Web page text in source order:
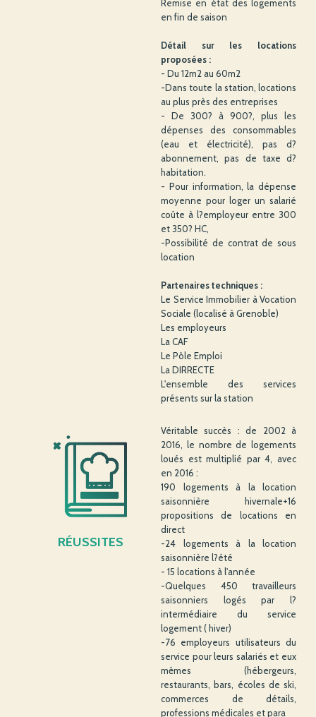
Remise en état des logements
en fin de saison
Détail sur les locations
proposées :
- Du 12m2 au 60m2
-Dans toute la station, locations
au plus près des entreprises
- De 300? à 900?, plus les
dépenses des consommables
(eau et électricité), pas d?
abonnement, pas de taxe d?
habitation.
- Pour information, la dépense
moyenne pour loger un salarié
coûte à l?employeur entre 300
et 350? HC,
-Possibilité de contrat de sous
location
Partenaires techniques :
Le Service Immobilier à Vocation
Sociale (localisé à Grenoble)
Les employeurs
La CAF
Le Pôle Emploi
La DIRRECTE
L'ensemble des services
présents sur la station
RÉUSSITES
Véritable succès : de 2002 à
2016, le nombre de logements
loués est multiplié par 4, avec
en 2016 :
190 logements à la location
saisonnière hivernale+16
propositions de locations en
direct
-24 logements à la location
saisonnière l?été
- 15 locations à l'année
-Quelques 450 travailleurs
saisonniers logés par l?
intermédiaire du service
logement ( hiver)
-76 employeurs utilisateurs du
service pour leurs salariés et eux
mêmes (hébergeurs,
restaurants, bars, écoles de ski,
commerces de détails,
professions médicales et para